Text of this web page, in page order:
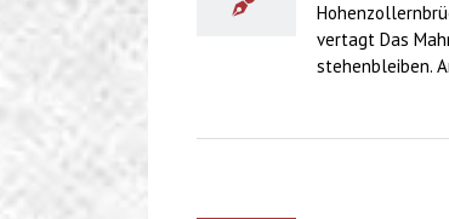
vertagt Das
stehenbleiben.